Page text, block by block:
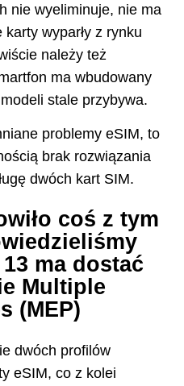
nie wyeliminuje, nie ma
wyparły z rynku
należy też
ma wbudowany
stale przybywa.
problemy eSIM, to
brak rozwiązania
dwóch kart SIM.
coś z tym
ma dostać
Multiple
(MEP)
dwóch profilów
eSIM, co z kolei